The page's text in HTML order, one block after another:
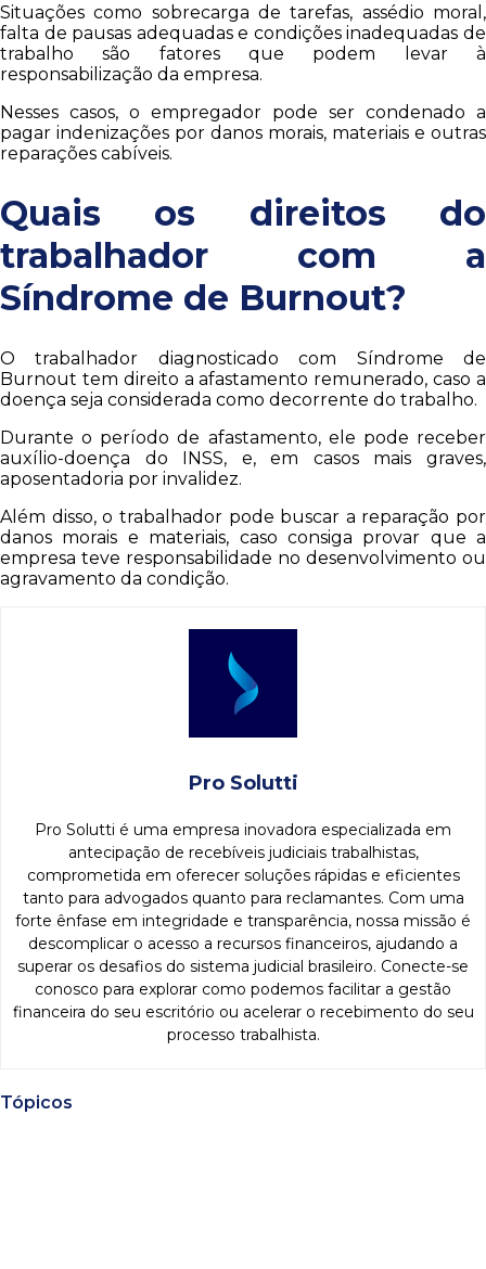
Situações como sobrecarga de tarefas, assédio moral,
falta de pausas adequadas e condições inadequadas de
trabalho são fatores que podem levar à
responsabilização da empresa.
Nesses casos, o empregador pode ser condenado a
pagar indenizações por danos morais, materiais e outras
reparações cabíveis.
Quais os direitos do
trabalhador com a
Síndrome de Burnout?
O trabalhador diagnosticado com Síndrome de
Burnout tem direito a afastamento remunerado, caso a
doença seja considerada como decorrente do trabalho.
Durante o período de afastamento, ele pode receber
auxílio-doença do INSS, e, em casos mais graves,
aposentadoria por invalidez.
Além disso, o trabalhador pode buscar a reparação por
danos morais e materiais, caso consiga provar que a
empresa teve responsabilidade no desenvolvimento ou
agravamento da condição.
Pro Solutti
Pro Solutti é uma empresa inovadora especializada em
antecipação de recebíveis judiciais trabalhistas,
comprometida em oferecer soluções rápidas e eficientes
tanto para advogados quanto para reclamantes. Com uma
forte ênfase em integridade e transparência, nossa missão é
descomplicar o acesso a recursos financeiros, ajudando a
superar os desafios do sistema judicial brasileiro. Conecte-se
conosco para explorar como podemos facilitar a gestão
financeira do seu escritório ou acelerar o recebimento do seu
processo trabalhista.
Tópicos